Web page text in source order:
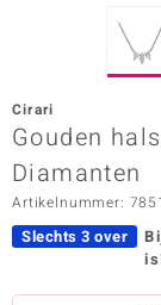
Vogue
Cirari
Gouden
Diamanten
Artikelnummer:
Slechts 3 over